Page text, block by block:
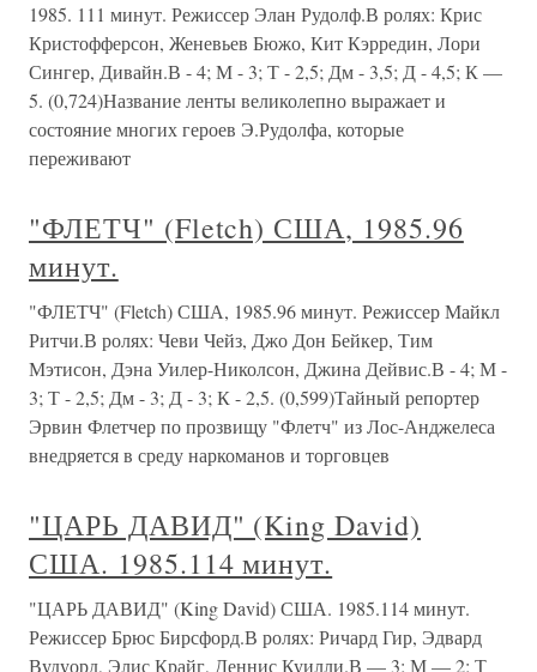
1985. 111 минут. Режиссер Элан Рудолф.В ролях: Крис
Кристофферсон, Женевьев Бюжо, Кит Кэрредин, Лори
Сингер, Дивайн.В - 4; М - 3; Т - 2,5; Дм - 3,5; Д - 4,5; К —
5. (0,724)Название ленты великолепно выражает и
состояние многих героев Э.Рудолфа, которые
переживают
"ФЛЕТЧ" (Fletch) США, 1985.96
минут.
"ФЛЕТЧ" (Fletch) США, 1985.96 минут. Режиссер Майкл
Ритчи.В ролях: Чеви Чейз, Джо Дон Бейкер, Тим
Мэтисон, Дэна Уилер-Николсон, Джина Дейвис.В - 4; М -
3; Т - 2,5; Дм - 3; Д - 3; К - 2,5. (0,599)Тайный репортер
Эрвин Флетчер по прозвищу "Флетч" из Лос-Анджелеса
внедряется в среду наркоманов и торговцев
"ЦАРЬ ДАВИД" (King David)
США. 1985.114 минут.
"ЦАРЬ ДАВИД" (King David) США. 1985.114 минут.
Режиссер Брюс Бирсфорд.В ролях: Ричард Гир, Эдвард
Вудуорд, Элис Крайг, Деннис Куилли.В — 3; М — 2; Т